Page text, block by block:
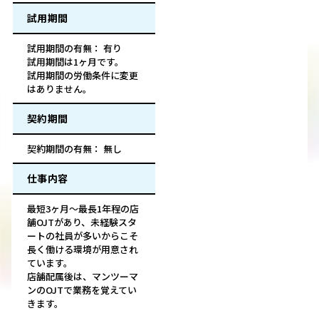
試用期間
試用期間の有無： 有り
試用期間は1ヶ月です。
試用期間の労働条件に変更
はありません。
契約期間
契約期間の有無： 無し
仕事内容
最短3ヶ月〜最長1年程の店
舗OJTがあり、未経験スタ
ートの社員が多いからこそ
長く働ける環境が用意され
ています。
店舗配属後は、マンツーマ
ンのOJTで業務を覚えてい
きます。